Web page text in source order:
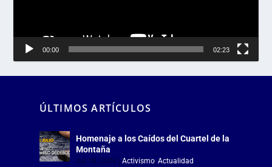
00:00 02:23
ÚLTIMOS ARTÍCULOS
Homenaje a los Caídos del Cuartel de la
Montaña
Jul 18, 2026 | Activismo, Actualidad